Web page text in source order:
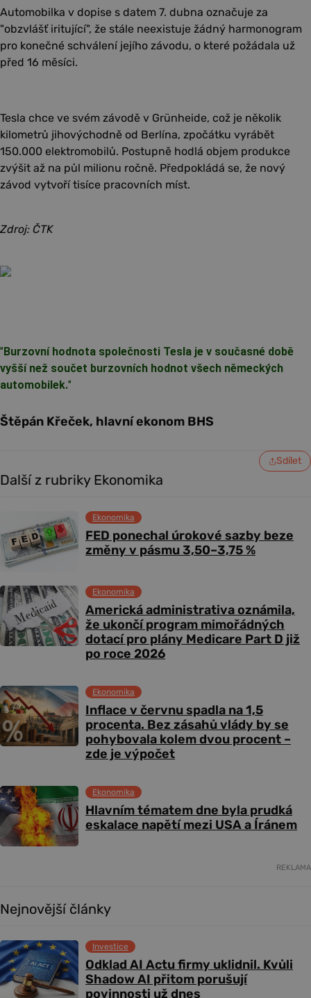
Automobilka v dopise s datem 7. dubna označuje za
"obzvlášť iritující", že stále neexistuje žádný harmonogram
pro konečné schválení jejího závodu, o které požádala už
před 16 měsíci.
Tesla chce ve svém závodě v Grünheide, což je několik
kilometrů jihovýchodně od Berlína, zpočátku vyrábět
150.000 elektromobilů. Postupně hodlá objem produkce
zvýšit až na půl milionu ročně. Předpokládá se, že nový
závod vytvoří tisíce pracovních míst.
Zdroj: ČTK
" Burzovní hodnota společnosti Tesla je v současné době
vyšší než součet burzovních hodnot všech německých
automobilek."
Štěpán Křeček, hlavní ekonom BHS
Sdílet
Další z rubriky Ekonomika
FED ponechal úrokové sazby beze
změny v pásmu 3,50–3,75 %
Ekonomika
Americká administrativa oznámila,
že ukončí program mimořádných
dotací pro plány Medicare Part D již
po roce 2026
Ekonomika
Inflace v červnu spadla na 1,5
procenta. Bez zásahů vlády by se
pohybovala kolem dvou procent –
zde je výpočet
Ekonomika
Hlavním tématem dne byla prudká
eskalace napětí mezi USA a Íránem
Ekonomika
REKLAMA
Nejnovější články
Odklad AI Actu firmy uklidnil. Kvůli
Shadow AI přitom porušují
povinnosti už dnes
Investice